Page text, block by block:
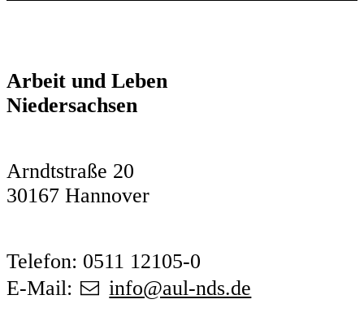
Arbeit und Leben
Niedersachsen
Arndtstraße 20
30167 Hannover
Telefon: 0511 12105-0
E-Mail:
info@aul-nds.de